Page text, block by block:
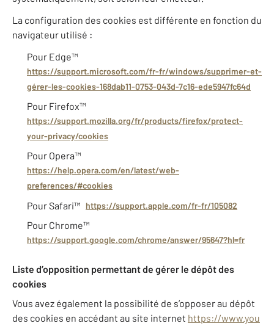
La configuration des cookies est différente en fonction du
navigateur utilisé :
Pour Edge™
https://support.microsoft.com/fr-fr/windows/supprimer-et-
gérer-les-cookies-168dab11-0753-043d-7c16-ede5947fc64d
Pour Firefox™
https://support.mozilla.org/fr/products/firefox/protect-
your-privacy/cookies
Pour Opera™
https://help.opera.com/en/latest/web-
preferences/#cookies
Pour Safari™ https://support.apple.com/fr-fr/105082
Pour Chrome™
https://support.google.com/chrome/answer/95647?hl=fr
Liste d’opposition permettant de gérer le dépôt des
cookies
Vous avez également la possibilité de s’opposer au dépôt
des cookies en accédant au site internet https://www.you